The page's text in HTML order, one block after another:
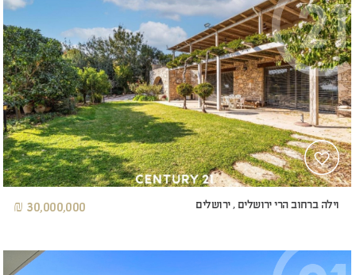
וילה ברחוב הרי ירושלים , ירושלים 30,000,000 ₪